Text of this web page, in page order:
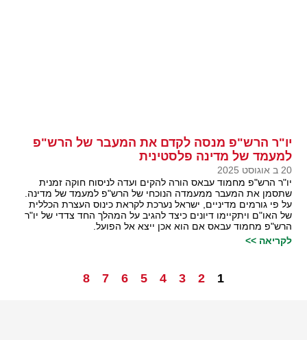
יו"ר הרש"פ מנסה לקדם את המעבר של הרש"פ
למעמד של מדינה פלסטינית
20 ב אוגוסט 2025
יו"ר הרש"פ מחמוד עבאס הורה להקים ועדה לניסוח חוקה זמנית
שתסמן את המעבר ממעמדה הנוכחי של הרש"פ למעמד של מדינה.
על פי גורמים מדיניים, ישראל נערכת לקראת כינוס העצרת הכללית
של האו"ם ויתקיימו דיונים כיצד להגיב על המהלך החד צדדי של יו"ר
הרש"פ מחמוד עבאס אם הוא אכן ייצא אל הפועל.
לקריאה >>
1
2
3
4
5
6
7
8